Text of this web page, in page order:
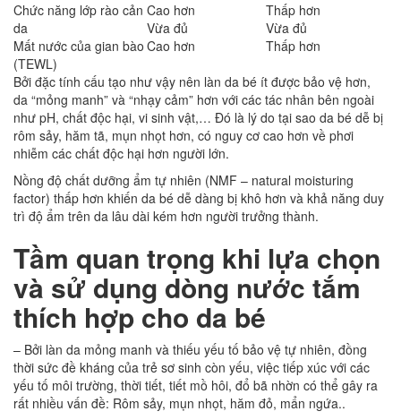
Chức năng lớp rào cản
da
Mất nước của gian bào
(TEWL)
Cao hơn
Vừa đủ
Cao hơn
Thấp hơn
Vừa đủ
Thấp hơn
Bởi đặc tính cấu tạo như vậy nên làn da bé ít được bảo vệ hơn,
da “mỏng manh” và “nhạy cảm” hơn với các tác nhân bên ngoài
như pH, chất độc hại, vi sinh vật,… Đó là lý do tại sao da bé dễ bị
rôm sảy, hăm tã, mụn nhọt hơn, có nguy cơ cao hơn về phơi
nhiễm các chất độc hại hơn người lớn.
Nồng độ chất dưỡng ẩm tự nhiên (NMF – natural moisturing
factor) thấp hơn khiến da bé dễ dàng bị khô hơn và khả năng duy
trì độ ẩm trên da lâu dài kém hơn người trưởng thành.
Tầm quan trọng khi lựa chọn
và sử dụng dòng nước tắm
thích hợp cho da bé
– Bởi làn da mỏng manh và thiếu yếu tố bảo vệ tự nhiên, đồng
thời sức đề kháng của trẻ sơ sinh còn yếu, việc tiếp xúc với các
yếu tố môi trường, thời tiết, tiết mồ hôi, đổ bã nhờn có thể gây ra
rất nhiều vấn đề: Rôm sảy, mụn nhọt, hăm đỏ, mẩn ngứa..